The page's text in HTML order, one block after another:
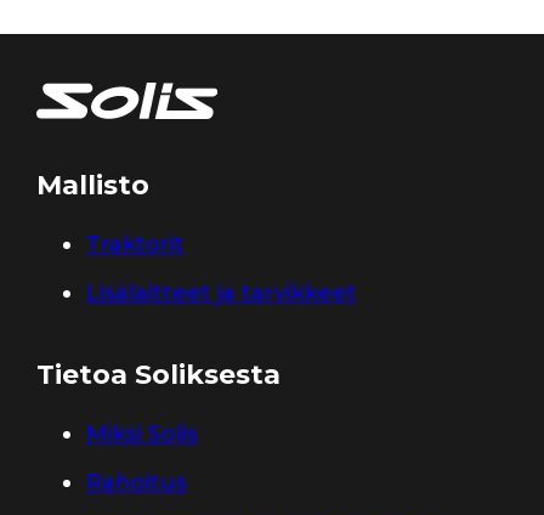
Mallisto
Traktorit
Lisälaitteet ja tarvikkeet
Tietoa Soliksesta
Miksi Solis
Rahoitus